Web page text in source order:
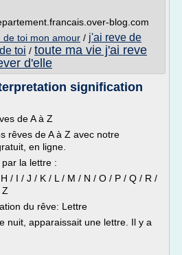
blog.com
de toi mon amour / j'ai reve de
toi / toute ma vie j'ai reve
d'elle
signification
de A à Z
rêves de A à Z avec notre
en ligne.
la lettre :
/ I / J / K / L / M / N / O / P / Q / R /
Z
du rêve: Lettre
nuit, apparaissait une lettre. Il y a